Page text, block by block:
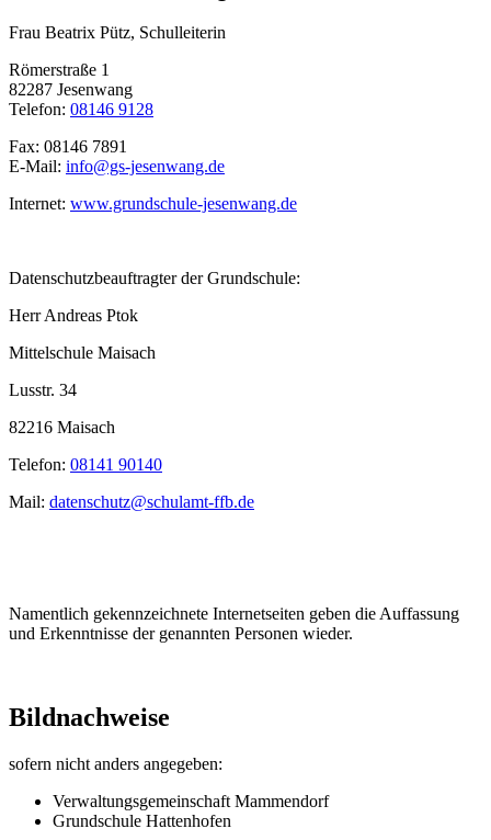
Frau Beatrix Pütz, Schulleiterin
Römerstraße 1
82287 Jesenwang
Telefon: 08146 9128
Fax: 08146 7891
E-Mail: info@gs-jesenwang.de
Internet: www.grundschule-jesenwang.de
Datenschutzbeauftragter der Grundschule:
Herr Andreas Ptok
Mittelschule Maisach
Lusstr. 34
82216 Maisach
Telefon: 08141 90140
Mail: datenschutz@schulamt-ffb.de
Namentlich gekennzeichnete Internetseiten geben die Auffassung
und Erkenntnisse der genannten Personen wieder.
Bildnachweise
sofern nicht anders angegeben:
Verwaltungsgemeinschaft Mammendorf
Grundschule Hattenhofen